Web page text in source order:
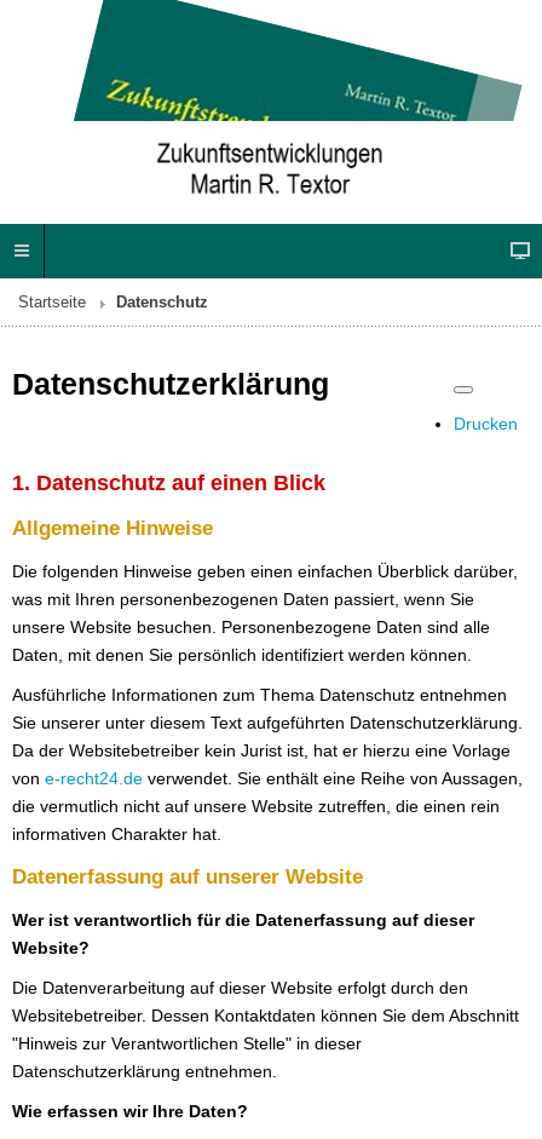
Startseite Datenschutz
Drucken
Datenschutzerklärung
1. Datenschutz auf einen Blick
Allgemeine Hinweise
Die folgenden Hinweise geben einen einfachen Überblick darüber,
was mit Ihren personenbezogenen Daten passiert, wenn Sie
unsere Website besuchen. Personenbezogene Daten sind alle
Daten, mit denen Sie persönlich identifiziert werden können.
Ausführliche Informationen zum Thema Datenschutz entnehmen
Sie unserer unter diesem Text aufgeführten Datenschutzerklärung.
Da der Websitebetreiber kein Jurist ist, hat er hierzu eine Vorlage
von e-recht24.de verwendet. Sie enthält eine Reihe von Aussagen,
die vermutlich nicht auf unsere Website zutreffen, die einen rein
informativen Charakter hat.
Datenerfassung auf unserer Website
Wer ist verantwortlich für die Datenerfassung auf dieser
Website?
Die Datenverarbeitung auf dieser Website erfolgt durch den
Websitebetreiber. Dessen Kontaktdaten können Sie dem Abschnitt
"Hinweis zur Verantwortlichen Stelle" in dieser
Datenschutzerklärung entnehmen.
Wie erfassen wir Ihre Daten?